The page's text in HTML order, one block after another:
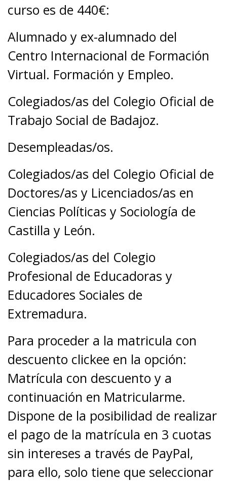
curso es de 440€:
Alumnado y ex-alumnado del
Centro Internacional de Formación
Virtual. Formación y Empleo.
Colegiados/as del Colegio Oficial de
Trabajo Social de Badajoz.
Desempleadas/os.
Colegiados/as del Colegio Oficial de
Doctores/as y Licenciados/as en
Ciencias Políticas y Sociología de
Castilla y León.
Colegiados/as del Colegio
Profesional de Educadoras y
Educadores Sociales de
Extremadura.
Para proceder a la matricula con
descuento clickee en la opción:
Matrícula con descuento y a
continuación en Matricularme.
Dispone de la posibilidad de realizar
el pago de la matrícula en 3 cuotas
sin intereses a través de PayPal,
para ello, solo tiene que seleccionar